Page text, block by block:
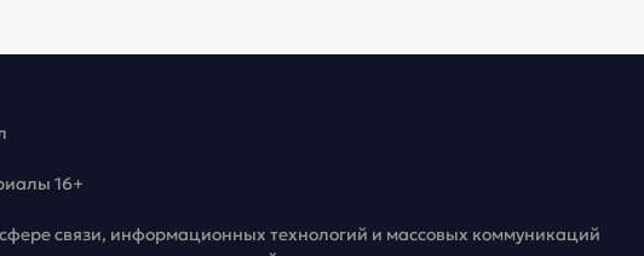
16+
связи, информационных технологий и массовых коммуникаций